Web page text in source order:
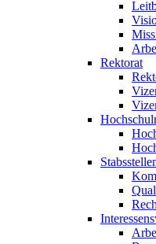
Rektorat